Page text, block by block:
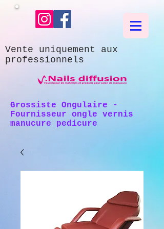
Vente uniquement aux
professionnels
Grossiste Ongulaire -
Fournisseur ongle vernis
manucure pedicure